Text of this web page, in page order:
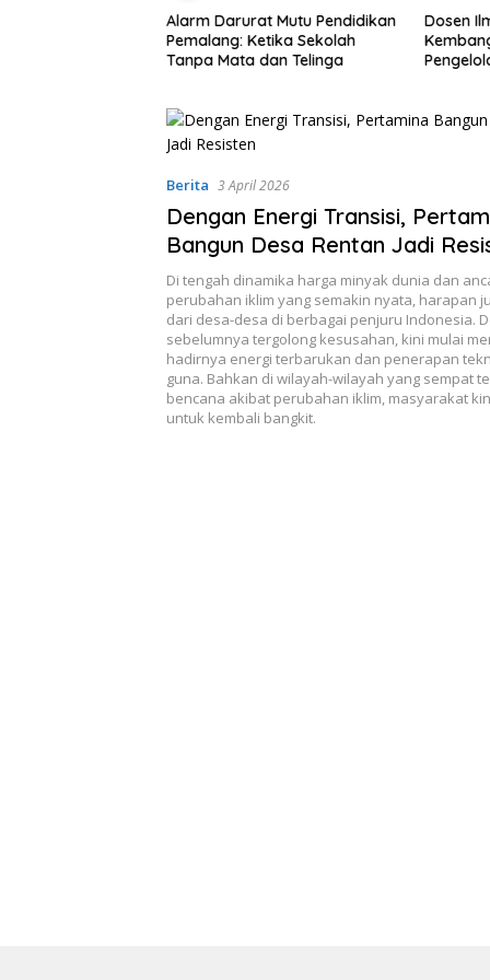
Alarm Darurat Mutu Pendidikan
Pemalang: Ketika Sekolah
Tanpa Mata dan Telinga
Dosen
Berita 3 April 2026
Dengan Energi Transisi,
Bangun Desa Rentan Jadi
Di tengah dinamika harga minyak dunia dan
perubahan iklim yang semakin nyata, harapan
dari desa-desa di berbagai penjuru Indonesia.
sebelumnya tergolong kesusahan, kini mulai
hadirnya energi terbarukan dan penerapan
guna. Bahkan di wilayah-wilayah yang sempat
bencana akibat perubahan iklim, masyarakat
untuk kembali bangkit.